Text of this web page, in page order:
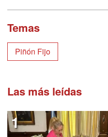
Temas
Piñón Fijo
Las más leídas